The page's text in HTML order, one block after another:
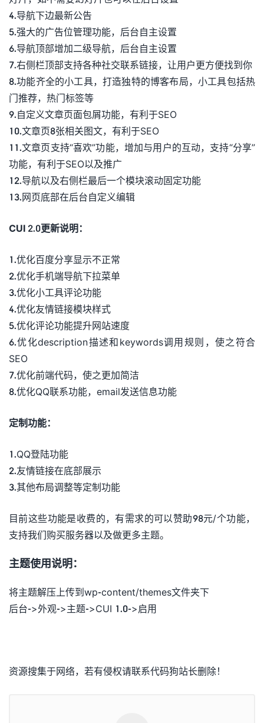
4.导航下边最新公告
5.强大的广告位管理功能，后台自主设置
6.导航顶部增加二级导航，后台自主设置
7.右侧栏顶部支持各种社交联系链接，让用户更方便找到你
8.功能齐全的小工具，打造独特的博客布局，小工具包括热
门推荐，热门标签等
9.自定义文章页面包屑功能，有利于SEO
10.文章页8张相关图文，有利于SEO
11.文章页支持“喜欢”功能，增加与用户的互动，支持“分享”
功能，有利于SEO以及推广
12.导航以及右侧栏最后一个模块滚动固定功能
13.网页底部在后台自定义编辑
CUI 2.0更新说明：
1.优化百度分享显示不正常
2.优化手机端导航下拉菜单
3.优化小工具评论功能
4.优化友情链接模块样式
5.优化评论功能提升网站速度
6.优化description描述和keywords调用规则，使之符合
SEO
7.优化前端代码，使之更加简洁
8.优化QQ联系功能，email发送信息功能
定制功能：
1.QQ登陆功能
2.友情链接在底部展示
3.其他布局调整等定制功能
目前这些功能是收费的，有需求的可以赞助98元/个功能，
支持我们购买服务器以及做更多主题。
主题使用说明：
将主题解压上传到wp-content/themes文件夹下
后台->外观->主题->CUI 1.0->启用
资源搜集于网络，若有侵权请联系代码狗站长删除！